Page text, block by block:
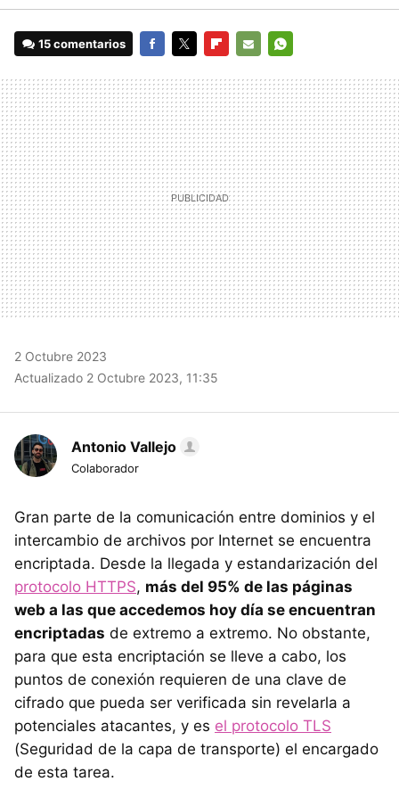
15 comentarios
MAIL
2 Octubre 2023
Actualizado 2 Octubre 2023, 11:35
Antonio Vallejo
Colaborador
Gran parte de la comunicación entre dominios y el
intercambio de archivos por Internet se encuentra
encriptada. Desde la llegada y estandarización del
protocolo HTTPS, más del 95% de las páginas
web a las que accedemos hoy día se encuentran
encriptadas de extremo a extremo. No obstante,
para que esta encriptación se lleve a cabo, los
puntos de conexión requieren de una clave de
cifrado que pueda ser verificada sin revelarla a
potenciales atacantes, y es el protocolo TLS
(Seguridad de la capa de transporte) el encargado
de esta tarea.